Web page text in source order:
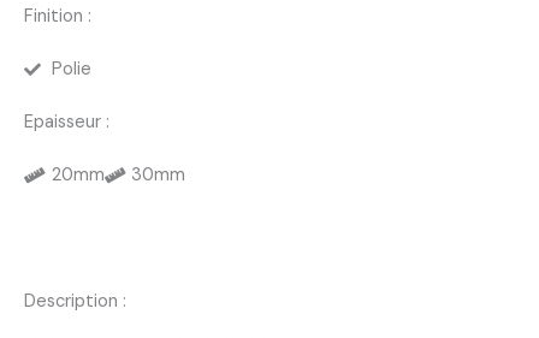
Finition :
Polie
Epaisseur :
20mm 30mm
Description :